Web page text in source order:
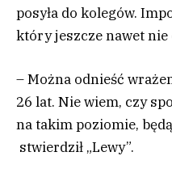
posyła do kolegów.
który jeszcze nawet nie
– Można odnieść
26 lat. Nie wiem, czy
na takim poziomie,
stwierdził „Lewy”.